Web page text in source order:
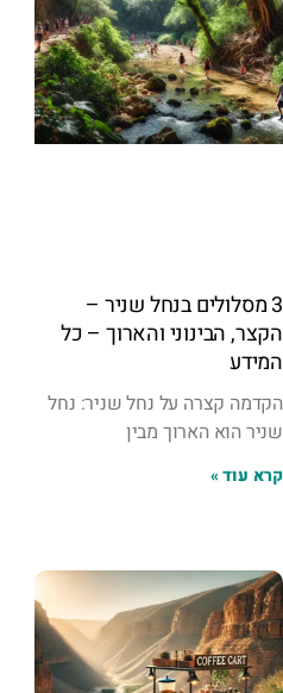
3 מסלולים בנחל שניר –
הקצר, הבינוני והארוך – כל
המידע
הקדמה קצרה על נחל שניר: נחל
שניר הוא הארוך מבין
קרא עוד »